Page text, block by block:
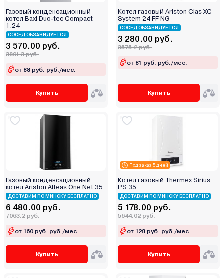
Газовый конденсационный
котел Baxi Duo-tec Compact
1.24
СОСЕД ОБЗАВИДУЕТСЯ
3 570.00 руб.
3891.3 руб.
от 88 руб. руб./мес.
Купить
Котел газовый Ariston Clas XC
System 24 FF NG
СОСЕД ОБЗАВИДУЕТСЯ
3 280.00 руб.
3575.2 руб.
от 81 руб. руб./мес.
Купить
Газовый конденсационный
котел Ariston Alteas One Net 35
ДОСТАВИМ ПО МИНСКУ БЕСПЛАТНО
6 480.00 руб.
7063.2 руб.
от 160 руб. руб./мес.
Купить
Под заказ 5 дней
Котел газовый Thermex Sirius
PS 35
ДОСТАВИМ ПО МИНСКУ БЕСПЛАТНО
5 178.00 руб.
5644.02 руб.
от 128 руб. руб./мес.
Купить